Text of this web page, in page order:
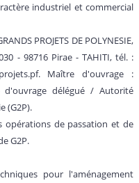
industriel et commercial
PROJETS DE POLYNESIE,
- 98716 Pirae - TAHITI, tél. :
Maître d'ouvrage :
d'ouvrage délégué / Autorité
(G2P).
opérations de passation et de
G2P.
pour l'aménagement